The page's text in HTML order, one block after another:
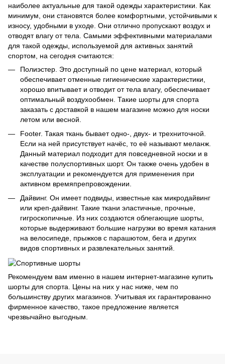
наиболее актуальные для такой одежды характеристики. Как
минимум, они становятся более комфортными, устойчивыми к
износу, удобными в уходе. Они отлично пропускают воздух и
отводят влагу от тела. Самыми эффективными материалами
для такой одежды, используемой для активных занятий
спортом, на сегодня считаются:
Полиэстер. Это доступный по цене материал, который
обеспечивает отменные гигиенические характеристики,
хорошо впитывает и отводит от тела влагу, обеспечивает
оптимальный воздухообмен. Такие шорты для спорта
заказать с доставкой в нашем магазине можно для носки
летом или весной.
Footer. Такая ткань бывает одно-, двух- и трехниточной.
Если на ней присутствует начёс, то её называют меланж.
Данный материал подходит для повседневной носки и в
качестве полуспортивных шорт. Он также очень удобен в
эксплуатации и рекомендуется для применения при
активном времяпрепровождении.
Дайвинг. Он имеет подвиды, известные как микродайвинг
или креп-дайвинг. Такие ткани эластичные, прочные,
гигроскопичные. Из них создаются облегающие шорты,
которые выдерживают большие нагрузки во время катания
на велосипеде, прыжков с парашютом, бега и других
видов спортивных и развлекательных занятий.
Рекомендуем вам именно в нашем интернет-магазине купить
шорты для спорта. Цены на них у нас ниже, чем по
большинству других магазинов. Учитывая их гарантированно
фирменное качество, такое предложение является
чрезвычайно выгодным.